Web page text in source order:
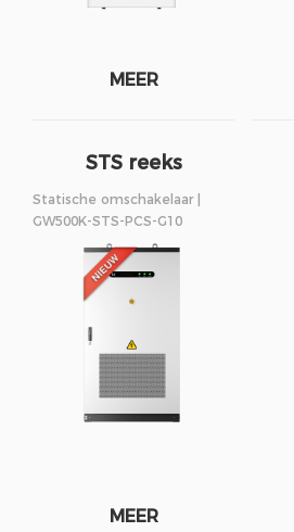
MEER
STS reeks
250/500kW
Statische omschakelaar |
GW500K-STS-PCS-G10
MEER